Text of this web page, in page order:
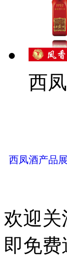
西
西凤酒产品
欢迎关
即免费